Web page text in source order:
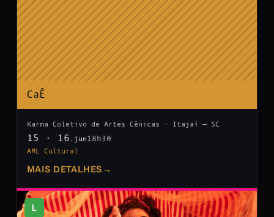
CaÊ
Karma Coletivo de Artes Cênicas · Itajaí — SC
15 · 16 .jun 18h30
AML Cultural
MAIS DETALHES →
L